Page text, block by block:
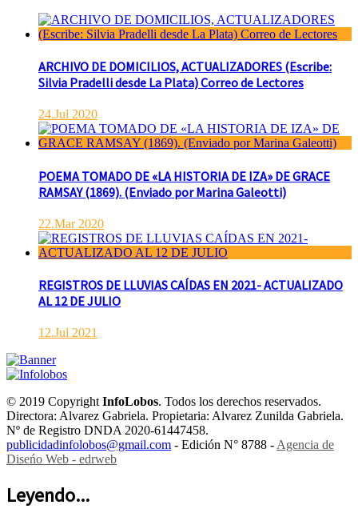
ARCHIVO DE DOMICILIOS, ACTUALIZADORES (Escribe:
Silvia Pradelli desde La Plata) Correo de Lectores
24.Jul 2020
POEMA TOMADO DE «LA HISTORIA DE IZA» DE GRACE
RAMSAY (1869). (Enviado por Marina Galeotti)
22.Mar 2020
REGISTROS DE LLUVIAS CAÍDAS EN 2021- ACTUALIZADO
AL 12 DE JULIO
12.Jul 2021
© 2019 CopyrightInfoLobos. Todos los derechos reservados.
Directora: Alvarez Gabriela. Propietaria: Alvarez Zunilda Gabriela.
Nº de Registro DNDA 2020-61447458.
publicidadinfolobos@gmail.com - Edición N° 8788 -Agencia de
Diseńo Web - edrweb
Leyendo...